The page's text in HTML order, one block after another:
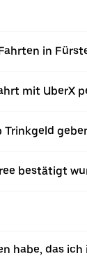
in
mit UberX
Trinkgeld
bestätigt
habe, das